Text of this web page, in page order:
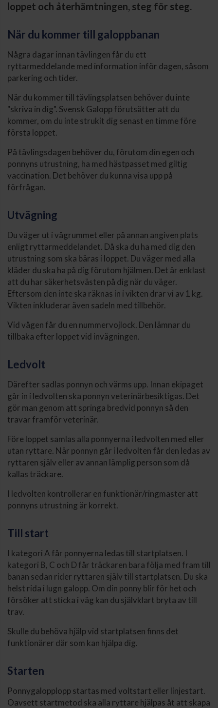
loppet och återhämtningen, steg för steg.
När du kommer till galoppbanan
Några dagar innan tävlingen får du ett
ryttarmeddelande med information inför dagen, såsom
parkering och tider.
När du kommer till tävlingsplatsen behöver du inte
"skriva in dig". Svensk Galopp förutsätter att du
kommer, om du inte strukit dig senast en timme före
första loppet.
På tävlingsdagen behöver du, förutom din egen och
ponnyns utrustning, ha med hästpasset med giltig
vaccination. Det behöver du kunna visa upp på
förfrågan.
Utvägning
Du väger ut i vågrummet eller på annan angiven plats
enligt ryttarmeddelandet. Då ska du ha med dig den
utrustning som ska bäras i loppet. Du väger med alla
kläder du ska ha på dig förutom hjälmen. Det är enklast
att du har säkerhetsvästen på dig när du väger.
Eftersom den inte ska räknas in i vikten drar vi av 1 kg.
Vikten inkluderar även sadeln med tillbehör.
Vid vågen får du en nummervojlock. Den lämnar du
tillbaka efter loppet vid invägningen.
Ledvolt
Därefter sadlas ponnyn och värms upp. Innan ekipaget
går in i ledvolten ska ponnyn veterinärbesiktigas. Det
gör man genom att springa bredvid ponnyn så den
travar framför veterinär.
Före loppet samlas alla ponnyerna i ledvolten med eller
utan ryttare. När ponnyn går i ledvolten får den ledas av
ryttaren själv eller av annan lämplig person som då
kallas träckare.
I ledvolten kontrollerar en funktionär/ringmaster att
ponnyns utrustning är korrekt.
Till start
I kategori A får ponnyerna ledas till startplatsen. I
kategori B, C och D får träckaren bara följa med fram till
banan sedan rider ryttaren själv till startplatsen. Du ska
helst rida i lugn galopp. Om din ponny blir för het och
försöker att sticka i väg kan du självklart bryta av till
trav.
Skulle du behöva hjälp vid startplatsen finns det
funktionärer där som kan hjälpa dig.
Starten
Ponnygalopplopp startas med voltstart eller linjestart.
Oavsett startmetod ska alla ryttare hjälpas åt att skapa